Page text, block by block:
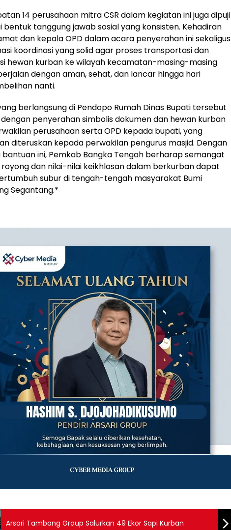
14 perusahaan mitra CSR dalam kegiatan ini juga dipuji
bentuk tanggung jawab sosial yang konsisten. Kehadiran
dan kepala OPD dalam acara penyerahan ini sekaligus
koordinasi yang solid agar proses transportasi dan
hewan kurban ke wilayah kecamatan-masing-masing
dengan aman, sehat, dan lancar hingga hari
nanti.
berlangsung di Pendopo Rumah Dinas Bupati tersebut
penyerahan simbolis dokumen dan hewan kurban
perusahaan serta OPD kepada bupati, yang
diteruskan kepada perwakilan pengurus masjid. Dengan
ini, Pemkab Bangka Tengah berharap semangat
dan nilai-nilai keikhlasan dalam berkurban dapat
subur di tengah-tengah masyarakat Bumi
Segantang.*
Arsari Tambang Group Salurkan 49 Ekor Sapi Kurban